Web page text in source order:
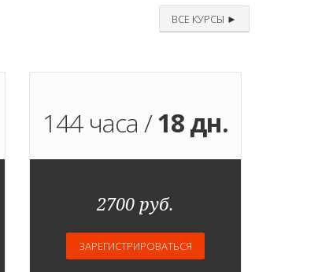
ВСЕ КУРСЫ ►
144 часа /18 дн.
2700 руб.
ЗАРЕГИСТРИРОВАТЬСЯ